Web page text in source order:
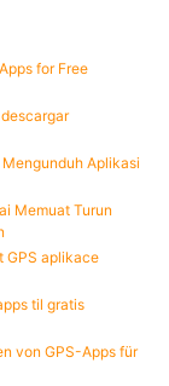
for Free
Aplikasi
Memuat Turun
GPS aplikace
til gratis
von GPS-Apps für